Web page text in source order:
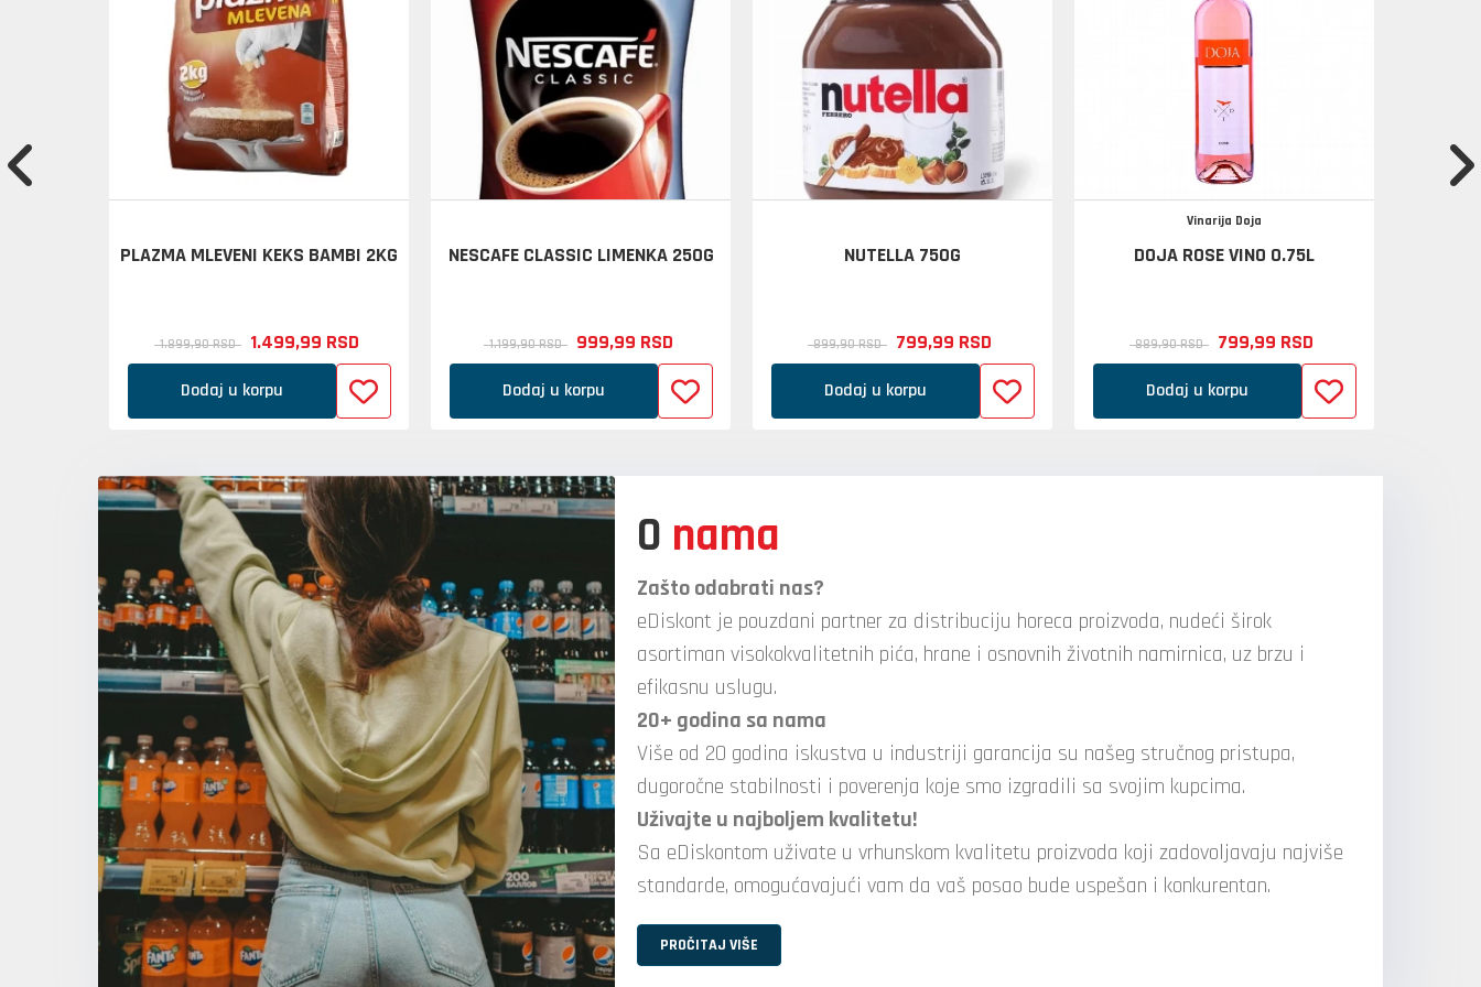
UVOD U SVET
ŽESTOKIH
ALKOHOLNIH PIĆA
UVOD U SVET PIVA UVOD U SVET VINA
UVOD U SVET
PLAZMA MLEVENI KEKS BAMBI 2KG
1.899,90 RSD 1.499,99 RSD
Dodaj u korpu
NESCAFE CLASSIC LIMENKA 250G
1.199,90 RSD 999,99 RSD
Dodaj u korpu
NUTELLA 750G
899,90 RSD 799,99 RSD
Dodaj u korpu
Vinarija Doja
DOJA ROSE VINO 0.75L
889,90 RSD 799,99 RSD
Dodaj u korpu
O nama
Zašto odabrati nas?
eDiskont je pouzdani partner za distribuciju horeca proizvoda, nudeći širok
asortiman visokokvalitetnih pića, hrane i osnovnih životnih namirnica, uz brzu i
efikasnu uslugu.
20+ godina sa nama
Više od 20 godina iskustva u industriji garancija su našeg stručnog pristupa,
dugoročne stabilnosti i poverenja koje smo izgradili sa svojim kupcima.
Uživajte u najboljem kvalitetu!
Sa eDiskontom uživate u vrhunskom kvalitetu proizvoda koji zadovoljavaju najviše
standarde, omogućavajući vam da vaš posao bude uspešan i konkurentan.
PROČITAJ VIŠE